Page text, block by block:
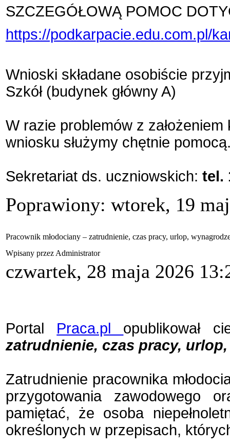
SZCZEGÓŁOWĄ POMOC
https://podkarpacie.edu.com.pl/
Wnioski składane osobiście
Szkół (budynek główny A)
W razie problemów z
wniosku służymy chętnie
Sekretariat ds. uczniowskich: tel.
Poprawiony: wtorek, 19
Pracownik młodociany – zatrudnienie, czas pracy, urlop,
Wpisany przez Administrator
czwartek, 28 maja 2026
Portal Praca.pl opublikował
zatrudnienie, czas pracy,
Zatrudnienie pracownika
przygotowania zawodowego
pamiętać, że osoba
określonych w przepisach,